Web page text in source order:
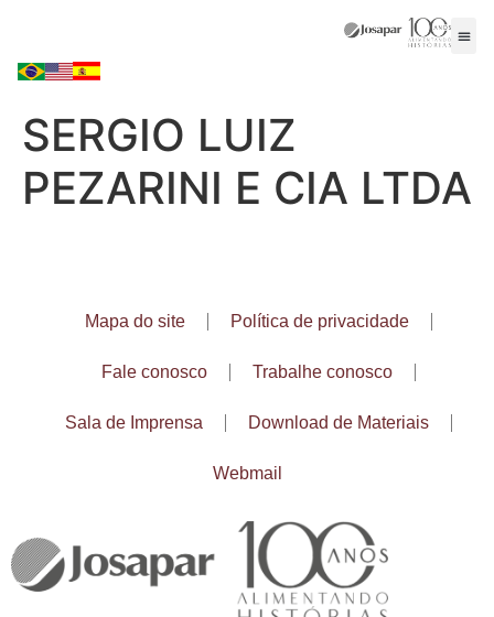
SERGIO LUIZ
PEZARINI E CIA LTDA
Mapa do site Política de privacidade
Fale conosco Trabalhe conosco
Sala de Imprensa Download de Materiais
Webmail